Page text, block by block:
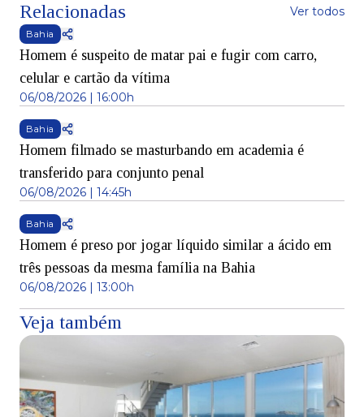
Relacionadas Ver todos
Bahia
Homem é suspeito de matar pai e fugir com carro,
celular e cartão da vítima
06/08/2026 | 16:00h
Bahia
Homem filmado se masturbando em academia é
transferido para conjunto penal
06/08/2026 | 14:45h
Bahia
Homem é preso por jogar líquido similar a ácido em
três pessoas da mesma família na Bahia
06/08/2026 | 13:00h
Veja também